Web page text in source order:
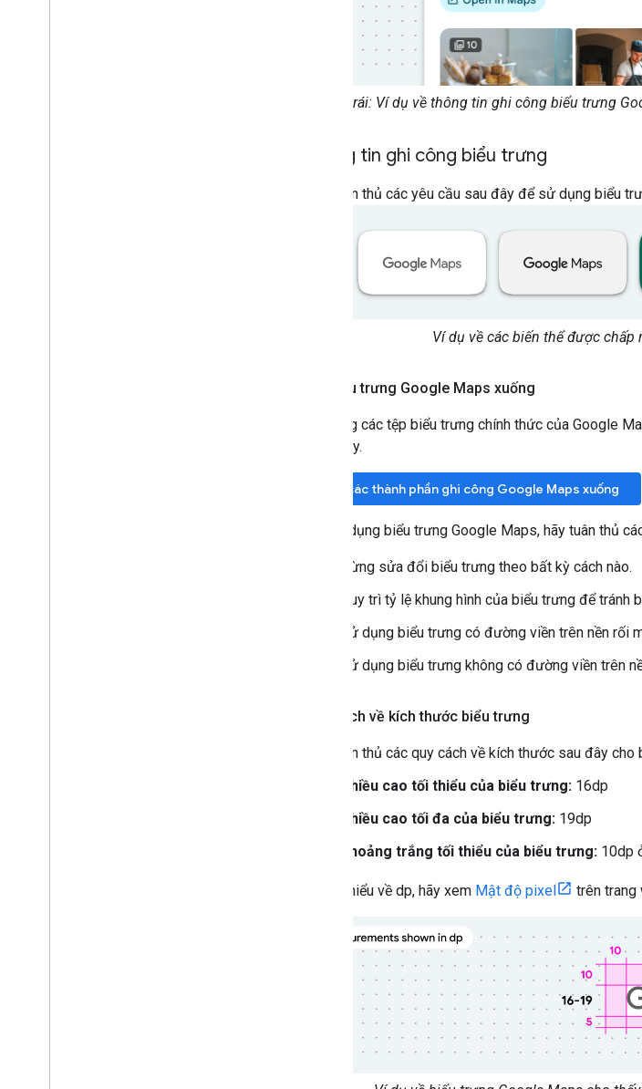
Bên trái: Ví dụ về thông tin ghi công biểu trưng
Thông tin ghi công biểu trưng
Hãy tuân thủ các yêu cầu sau đây để sử dụng biểu
Ví dụ về các biến thể được
Tải biểu trưng Google Maps xuống
Sử dụng các tệp biểu trưng chính thức của Google
phần này.
Tải các thành phần ghi công Google Maps xuống
Khi sử dụng biểu trưng Google Maps, hãy tuân thủ
Đừng sửa đổi biểu trưng theo bất kỳ cách nào.
Duy trì tỷ lệ khung hình của biểu trưng để tránh
Sử dụng biểu trưng có đường viền trên nền rối
Sử dụng biểu trưng không có đường viền trên
Quy cách về kích thước biểu trưng
Hãy tuân thủ các quy cách về kích thước sau đây
Chiều cao tối thiểu của biểu trưng: 16dp
Chiều cao tối đa của biểu trưng: 19dp
Khoảng trắng tối thiểu của biểu trưng: 10dp
Để tìm hiểu về dp, hãy xem Mật độ pixel trên trang